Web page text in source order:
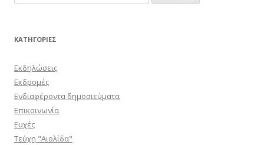
για:
KΑΤΗΓΟΡΊΕΣ
Εκδηλώσεις
Εκδρομές
Ενδιαφέροντα δημοσιεύματα
Επικοινωνία
Ευχές
Τεύχη "Αιολίδα"